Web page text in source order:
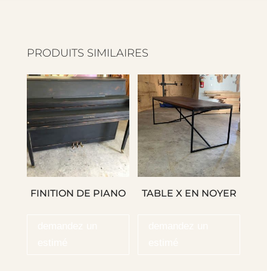
PRODUITS SIMILAIRES
FINITION DE PIANO TABLE X EN NOYER